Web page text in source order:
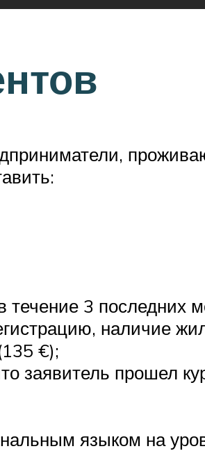
течение 3 последних
наличие
€);
заявитель прошел
языком на